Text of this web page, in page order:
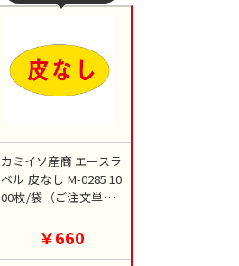
カミイソ産商 エースラ
ベル 皮なし M-0285 10
00枚/袋（ご注文単位1
袋）【直送品】
￥660